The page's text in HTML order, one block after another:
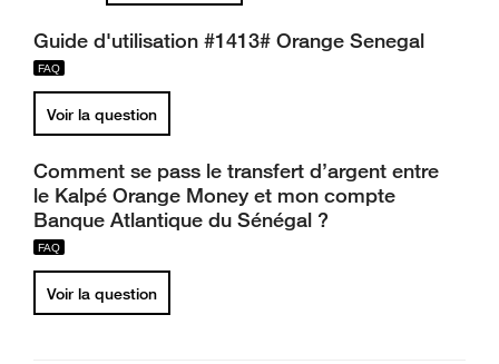
Guide d'utilisation #1413# Orange Senegal
Voir la question
Comment se pass le transfert d’argent entre
le Kalpé Orange Money et mon compte
Banque Atlantique du Sénégal ?
Voir la question